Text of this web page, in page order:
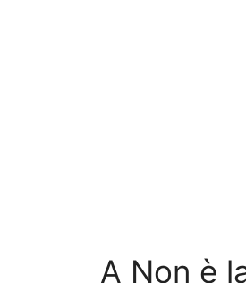
A Non è